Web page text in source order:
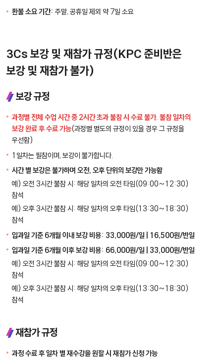
환불 소요 기간: 주말, 공휴일 제외 약 7일 소요
3Cs 보강 및 재참가 규정(KPC 준비반은
보강 및 재참가 불가)
보강 규정
과정별 전체 수업 시간 중 2시간 초과 불참 시 수료 불가. 불참 일차의
보강 완료 후 수료 가능(과정별 별도의 규정이 있을 경우 그 규정을
우선함)
1일차는 필참이며, 보강이 불가합니다.
시간 별 보강은 불가하며 오전, 오후 단위의 보강만 가능함
예) 오전 3시간 불참 시: 해당 일차의 오전 타임(09:00~12:30)
참석
예) 오후 3시간 불참 시: 해당 일차의 오후 타임(13:30~18:30)
참석
입과일 기준 6개월 이내 보강 비용: 33,000원/일 | 16,500원/반일
입과일 기준 6개월 이후 보강 비용: 66,000원/일 | 33,000원/반일
예) 오전 3시간 불참 시: 해당 일차의 오전 타임(09:00~12:30)
참석
예) 오후 3시간 불참 시: 해당 일차의 오후 타임(13:30~18:30)
참석
재참가 규정
과정 수료 후 일차 별 재수강을 원할 시 재참가 신청 가능